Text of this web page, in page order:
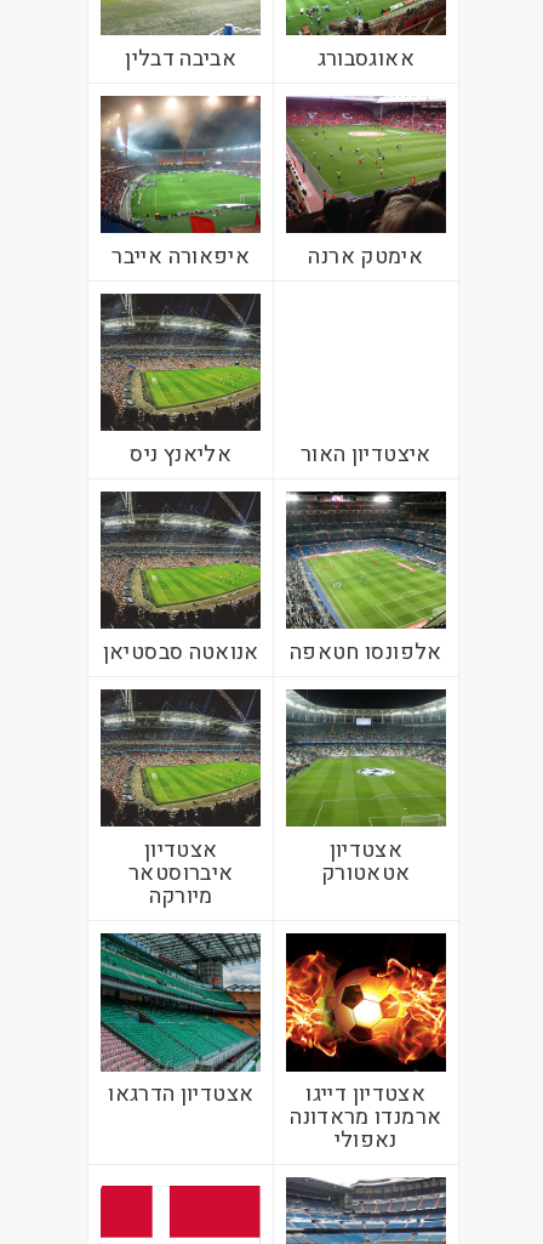
אאוגסבורג אביבה דבלין
אימטק ארנה איפאורה אייבר
איצטדיון האור אליאנץ ניס
אלפונסו חטאפה אנואטה סבסטיאן
אצטדיון
אטאטורק
אצטדיון
איברוסטאר
מיורקה
אצטדיון דייגו
ארמנדו מראדונה
נאפולי
אצטדיון הדרגאו